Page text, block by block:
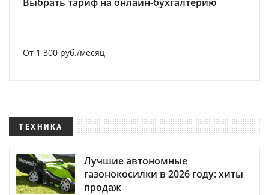
От 1 300 руб./месяц
ТЕХНИКА
Лучшие автономные
газонокосилки в 2026 году: хиты
продаж